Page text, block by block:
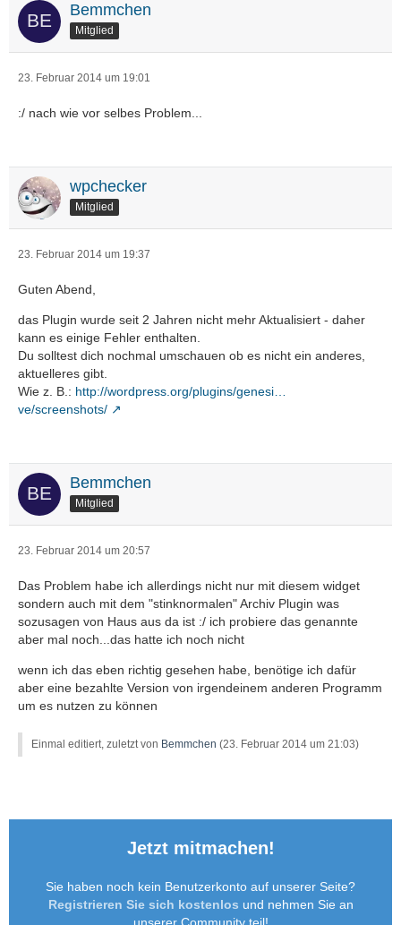
Bemmchen
Mitglied
23. Februar 2014 um 19:01
:/ nach wie vor selbes Problem...
wpchecker
Mitglied
23. Februar 2014 um 19:37
Guten Abend,
das Plugin wurde seit 2 Jahren nicht mehr Aktualisiert - daher
kann es einige Fehler enthalten.
Du solltest dich nochmal umschauen ob es nicht ein anderes,
aktuelleres gibt.
Wie z. B.: http://wordpress.org/plugins/genesi…
ve/screenshots/
Bemmchen
Mitglied
23. Februar 2014 um 20:57
Das Problem habe ich allerdings nicht nur mit diesem widget
sondern auch mit dem "stinknormalen" Archiv Plugin was
sozusagen von Haus aus da ist :/ ich probiere das genannte
aber mal noch...das hatte ich noch nicht
wenn ich das eben richtig gesehen habe, benötige ich dafür
aber eine bezahlte Version von irgendeinem anderen Programm
um es nutzen zu können
Einmal editiert, zuletzt von Bemmchen (23. Februar 2014 um 21:03)
Jetzt mitmachen!
Sie haben noch kein Benutzerkonto auf unserer Seite?
Registrieren Sie sich kostenlos und nehmen Sie an